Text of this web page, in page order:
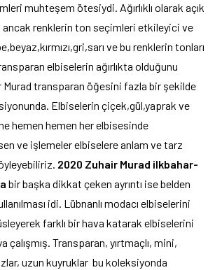
muhteşem ötesiydi. Ağırlıklı olarak açık
ancak renklerin ton seçimleri etkileyici ve
ve bu renklerin tonları
elbiselerin ağırlıkta olduğunu
transparan öğesini fazla bir şekilde
Elbiselerin çiçek,gül,yaprak ve
hemen hemen her elbisesinde
ve işlemeler elbiselere anlam ve tarz
2020 Zuhair Murad ilkbahar-
bir başka dikkat çeken ayrıntı ise belden
idi. Lübnanlı modacı elbiselerini
farklı bir hava katarak elbiselerini
çalışmış. Transparan, yırtmaçlı, mini,
uzun kuyruklar bu koleksiyonda